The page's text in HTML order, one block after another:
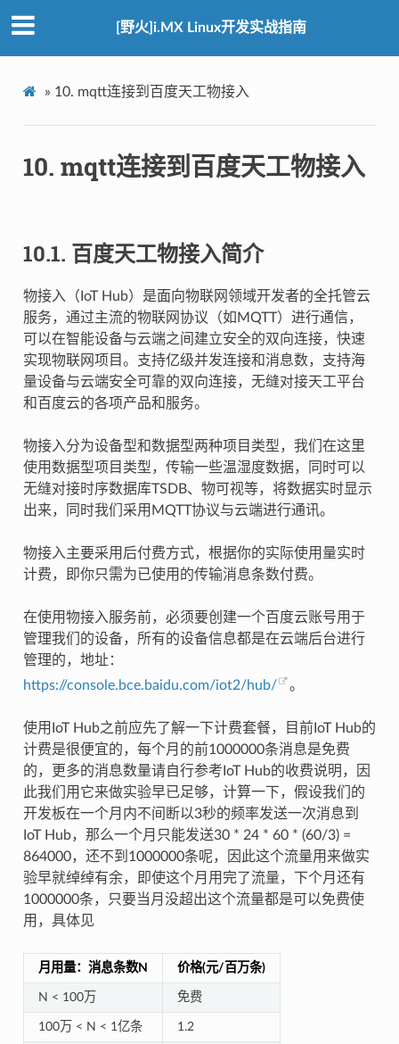
[野火]i.MX Linux开发实战指南
» 10. mqtt连接到百度天工物接入
10. mqtt连接到百度天工物接入
10.1. 百度天工物接入简介
物接入（IoT Hub）是面向物联网领域开发者的全托管云
服务，通过主流的物联网协议（如MQTT）进行通信，
可以在智能设备与云端之间建立安全的双向连接，快速
实现物联网项目。支持亿级并发连接和消息数，支持海
量设备与云端安全可靠的双向连接，无缝对接天工平台
和百度云的各项产品和服务。
物接入分为设备型和数据型两种项目类型，我们在这里
使用数据型项目类型，传输一些温湿度数据，同时可以
无缝对接时序数据库TSDB、物可视等，将数据实时显示
出来，同时我们采用MQTT协议与云端进行通讯。
物接入主要采用后付费方式，根据你的实际使用量实时
计费，即你只需为已使用的传输消息条数付费。
在使用物接入服务前，必须要创建一个百度云账号用于
管理我们的设备，所有的设备信息都是在云端后台进行
管理的，地址：
https://console.bce.baidu.com/iot2/hub/
。
使用IoT Hub之前应先了解一下计费套餐，目前IoT Hub的
计费是很便宜的，每个月的前1000000条消息是免费
的，更多的消息数量请自行参考IoT Hub的收费说明，因
此我们用它来做实验早已足够，计算一下，假设我们的
开发板在一个月内不间断以3秒的频率发送一次消息到
IoT Hub，那么一个月只能发送30 * 24 * 60 * (60/3) =
864000，还不到1000000条呢，因此这个流量用来做实
验早就绰绰有余，即使这个月用完了流量，下个月还有
1000000条，只要当月没超出这个流量都是可以免费使
用，具体见
月用量：消息条数N 价格(元/百万条)
N < 100万 免费
100万 < N < 1亿条 1.2